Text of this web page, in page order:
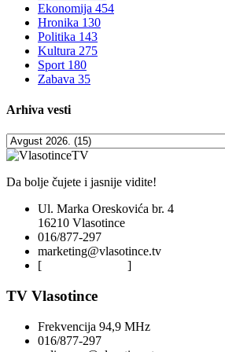
Ekonomija 454
Hronika 130
Politika 143
Kultura 275
Sport 180
Zabava 35
Arhiva vesti
Da bolje čujete i jasnije vidite!
Ul. Marka Oreskovića br. 4
16210 Vlasotince
016/877-297
marketing@vlasotince.tv
[
]
TV Vlasotince
Frekvencija 94,9 MHz
016/877-297